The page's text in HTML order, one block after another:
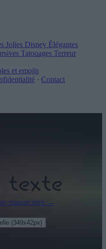
Jolies Disney Élégantes
Tatouages Terreur
et emojis
· Contact
manuscrites →
(349x42px)